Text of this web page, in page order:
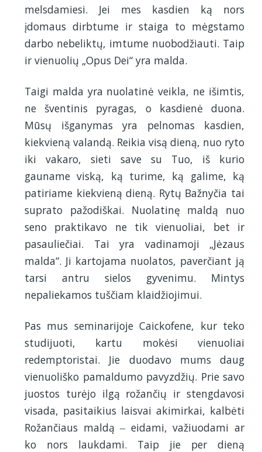
melsdamiesi. Jei mes kasdien ką nors
įdomaus dirbtume ir staiga to mėgstamo
darbo nebeliktų, imtume nuobodžiauti. Taip
ir vienuolių „Opus Dei“ yra malda.
Taigi malda yra nuolatinė veikla, ne išimtis,
ne šventinis pyragas, o kasdienė duona.
Mūsų išganymas yra pelnomas kasdien,
kiekvieną valandą. Reikia visą dieną, nuo ryto
iki vakaro, sieti save su Tuo, iš kurio
gauname viską, ką turime, ką galime, ką
patiriame kiekvieną dieną. Rytų Bažnyčia tai
suprato pažodiškai. Nuolatinę maldą nuo
seno praktikavo ne tik vienuoliai, bet ir
pasauliečiai. Tai yra vadinamoji „Jėzaus
malda“. Ji kartojama nuolatos, paverčiant ją
tarsi antru sielos gyvenimu. Mintys
nepaliekamos tuščiam klaidžiojimui.
Pas mus seminarijoje Caickofene, kur teko
studijuoti, kartu mokėsi vienuoliai
redemptoristai. Jie duodavo mums daug
vienuoliško pamaldumo pavyzdžių. Prie savo
juostos turėjo ilgą rožančių ir stengdavosi
visada, pasitaikius laisvai akimirkai, kalbėti
Rožančiaus maldą ‒ eidami, važiuodami ar
ko nors laukdami. Taip jie per dieną